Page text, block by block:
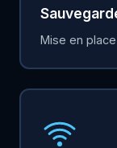
Mise en